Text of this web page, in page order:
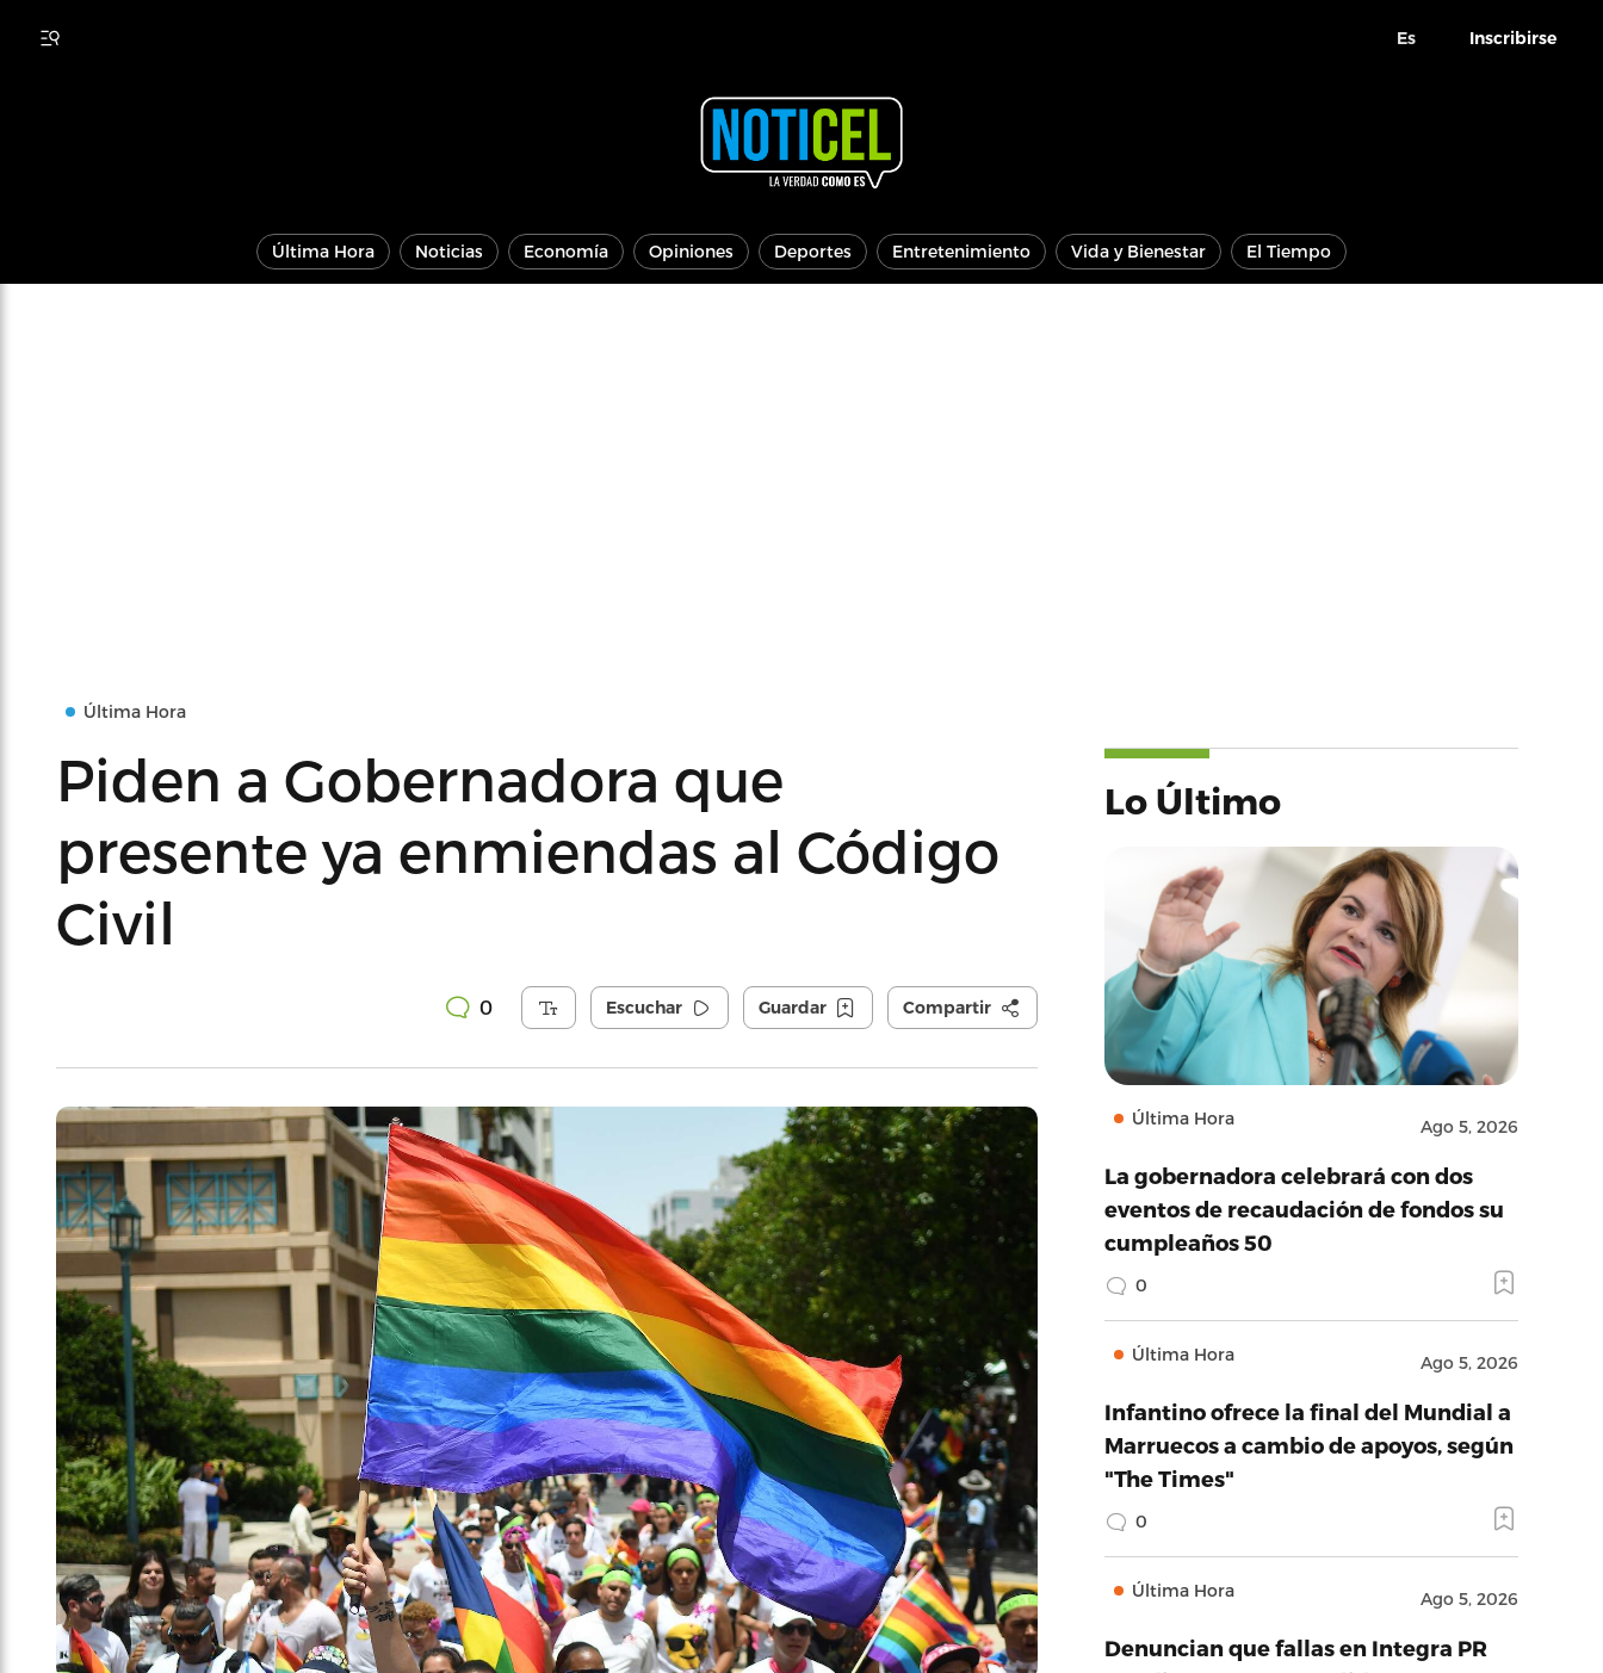
Es Inscribirse
Última Hora Noticias Economía Opiniones Deportes Entretenimiento Vida y Bienestar El Tiempo
Última Hora
Piden a Gobernadora que
presente ya enmiendas al Código
Civil
0 Escuchar Guardar Compartir
Lo Último
Última Hora Ago 5, 2026
La gobernadora celebrará con dos
eventos de recaudación de fondos su
cumpleaños 50
0
Última Hora Ago 5, 2026
Infantino ofrece la final del Mundial a
Marruecos a cambio de apoyos, según
"The Times"
0
Última Hora Ago 5, 2026
Denuncian que fallas en Integra PR